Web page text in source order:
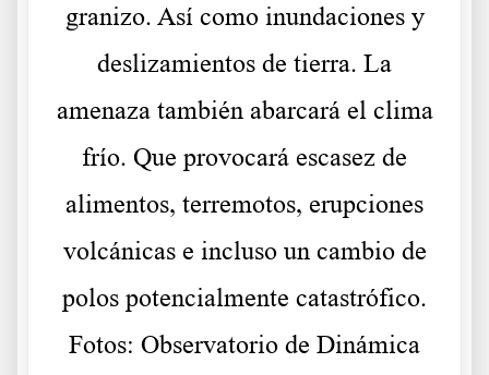
granizo. Así como inundaciones y
deslizamientos de tierra. La
amenaza también abarcará el clima
frío. Que provocará escasez de
alimentos, terremotos, erupciones
volcánicas e incluso un cambio de
polos potencialmente catastrófico.
Fotos: Observatorio de Dinámica